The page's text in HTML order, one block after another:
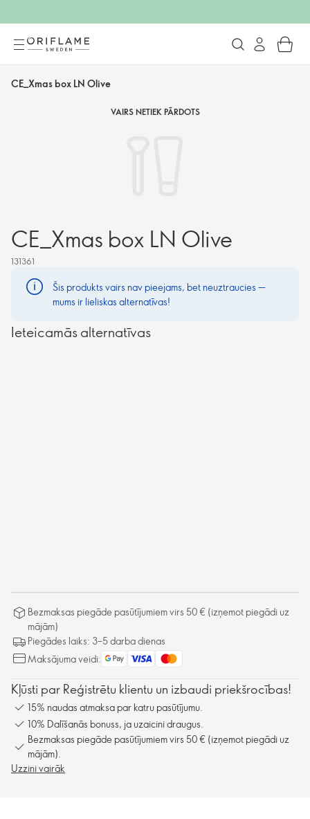
CE_Xmas box LN Olive
VAIRS NETIEK PĀRDOTS
CE_Xmas box LN Olive
131361
Šis produkts vairs nav pieejams, bet neuztraucies —
mums ir lieliskas alternatīvas!
Ieteicamās alternatīvas
Bezmaksas piegāde pasūtījumiem virs 50 € (izņemot piegādi uz
mājām)
Piegādes laiks: 3–5 darba dienas
Maksājuma veidi:
Kļūsti par Reģistrētu klientu un izbaudi priekšrocības!
15% naudas atmaksa par katru pasūtījumu.
10% Dalīšanās bonuss, ja uzaicini draugus.
Bezmaksas piegāde pasūtījumiem virs 50 € (izņemot piegādi uz
mājām).
Uzzini vairāk